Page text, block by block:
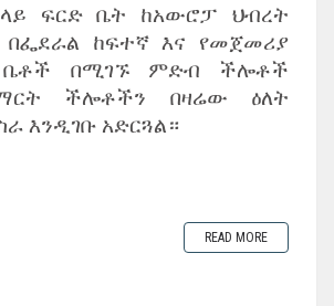
ፍርድ ቤት ከአውሮፓ ህብረት
ከፍተኛ እና የመጀመሪያ
ቤቶች በሚገኙ ምድብ ችሎቶች
ችሎቶችን በዛሬው ዕለት
እንዲገቡ አድርጓል።
READ MORE